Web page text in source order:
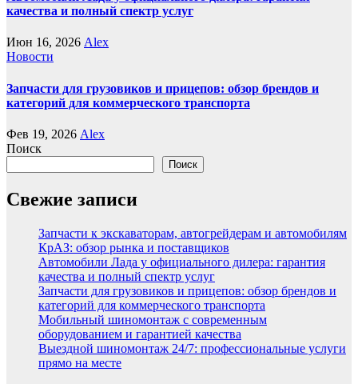
качества и полный спектр услуг
Июн 16, 2026 Alex
Новости
Запчасти для грузовиков и прицепов: обзор брендов и
категорий для коммерческого транспорта
Фев 19, 2026 Alex
Поиск
Поиск
Свежие записи
Запчасти к экскаваторам, автогрейдерам и автомобилям
КрАЗ: обзор рынка и поставщиков
Автомобили Лада у официального дилера: гарантия
качества и полный спектр услуг
Запчасти для грузовиков и прицепов: обзор брендов и
категорий для коммерческого транспорта
Мобильный шиномонтаж с современным
оборудованием и гарантией качества
Выездной шиномонтаж 24/7: профессиональные услуги
прямо на месте